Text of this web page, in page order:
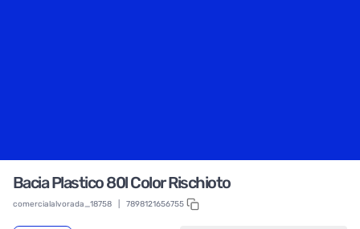
Bacia Plastico 80l Color Rischioto
comercialalvorada_18758 7898121656755